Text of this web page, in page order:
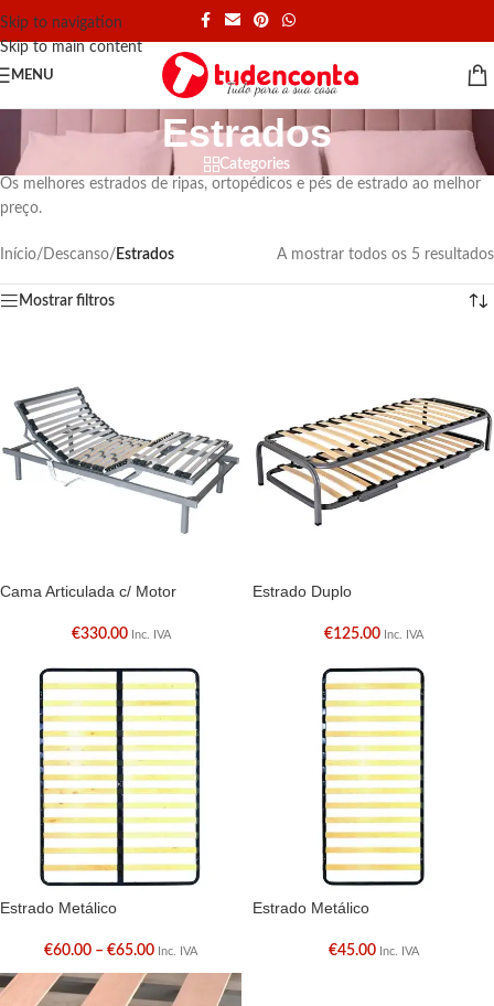
Skip to navigation
Skip to main content
MENU
Estrados
Categories
Os melhores estrados de ripas, ortopédicos e pés de estrado ao melhor
preço.
Início/ Descanso/ Estrados A mostrar todos os 5 resultados
Mostrar filtros
Cama Articulada c/ Motor
€330.00 Inc. IVA
Estrado Duplo
€125.00 Inc. IVA
Estrado Metálico
€60.00 – €65.00 Inc. IVA
Estrado Metálico
€45.00 Inc. IVA